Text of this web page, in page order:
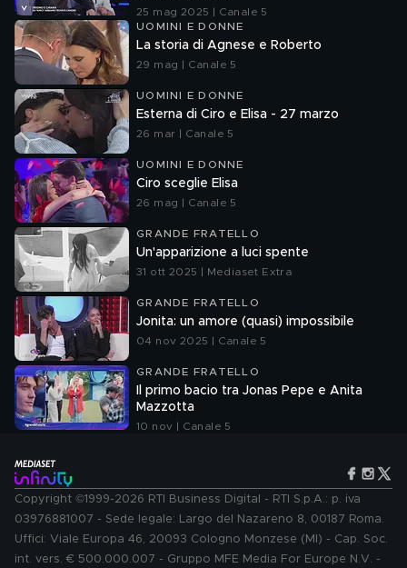
25 mag 2025 | Canale 5
UOMINI E DONNE
La storia di Agnese e Roberto
29 mag | Canale 5
UOMINI E DONNE
Esterna di Ciro e Elisa - 27 marzo
26 mar | Canale 5
UOMINI E DONNE
Ciro sceglie Elisa
26 mag | Canale 5
GRANDE FRATELLO
Un'apparizione a luci spente
31 ott 2025 | Mediaset Extra
GRANDE FRATELLO
Jonita: un amore (quasi) impossibile
04 nov 2025 | Canale 5
GRANDE FRATELLO
Il primo bacio tra Jonas Pepe e Anita
Mazzotta
10 nov | Canale 5
Copyright ©1999-2026 RTI Business Digital - RTI S.p.A.: p. iva
03976881007 - Sede legale: Largo del Nazareno 8, 00187 Roma.
Uffici: Viale Europa 46, 20093 Cologno Monzese (MI) - Cap. Soc.
int. vers. € 500.000.007 - Gruppo MFE Media For Europe N.V. -